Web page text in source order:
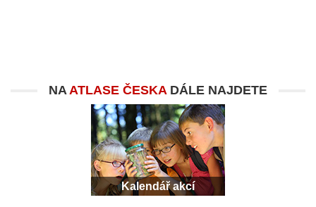
NAATLASE ČESKADÁLE NAJDETE
Kalendář akcí